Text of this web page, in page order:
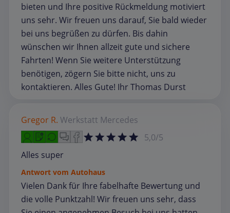
bieten und Ihre positive Rückmeldung motiviert
uns sehr. Wir freuen uns darauf, Sie bald wieder
bei uns begrüßen zu dürfen. Bis dahin
wünschen wir Ihnen allzeit gute und sichere
Fahrten! Wenn Sie weitere Unterstützung
benötigen, zögern Sie bitte nicht, uns zu
kontaktieren. Alles Gute! Ihr Thomas Durst
Gregor R. Werkstatt Mercedes
5,0/5
Alles super
Antwort vom Autohaus
Vielen Dank für Ihre fabelhafte Bewertung und
die volle Punktzahl! Wir freuen uns sehr, dass